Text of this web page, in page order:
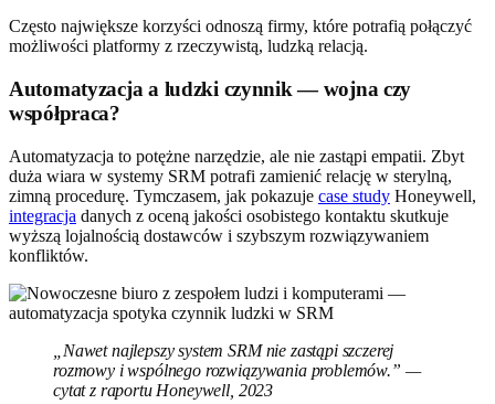
Często największe korzyści odnoszą firmy, które potrafią połączyć
możliwości platformy z rzeczywistą, ludzką relacją.
Automatyzacja a ludzki czynnik — wojna czy
współpraca?
Automatyzacja to potężne narzędzie, ale nie zastąpi empatii. Zbyt
duża wiara w systemy SRM potrafi zamienić relację w sterylną,
zimną procedurę. Tymczasem, jak pokazuje case study Honeywell,
integracja danych z oceną jakości osobistego kontaktu skutkuje
wyższą lojalnością dostawców i szybszym rozwiązywaniem
konfliktów.
„Nawet najlepszy system SRM nie zastąpi szczerej
rozmowy i wspólnego rozwiązywania problemów.” —
cytat z raportu Honeywell, 2023